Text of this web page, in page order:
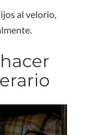
al velorio,